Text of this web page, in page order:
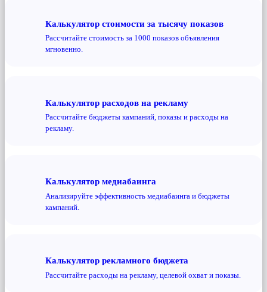
Калькулятор стоимости за тысячу показов
Рассчитайте стоимость за 1000 показов объявления
мгновенно.
Калькулятор расходов на рекламу
Рассчитайте бюджеты кампаний, показы и расходы на
рекламу.
Калькулятор медиабаинга
Анализируйте эффективность медиабаинга и бюджеты
кампаний.
Калькулятор рекламного бюджета
Рассчитайте расходы на рекламу, целевой охват и показы.